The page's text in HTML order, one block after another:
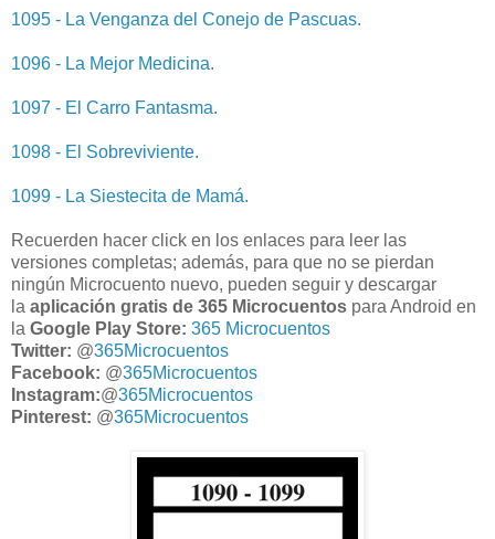
1095 - La Venganza del Conejo de Pascuas.
1096 - La Mejor Medicina.
1097 - El Carro Fantasma.
1098 - El Sobreviviente.
1099 - La Siestecita de Mamá.
Recuerden hacer click en los enlaces para leer las
versiones completas; además, para que no se pierdan
ningún Microcuento nuevo, pueden seguir y descargar
la aplicación gratis de 365 Microcuentos para Android en
la Google Play Store: 365 Microcuentos
Twitter: @365Microcuentos
Facebook: @365Microcuentos
Instagram:@365Microcuentos
Pinterest: @365Microcuentos